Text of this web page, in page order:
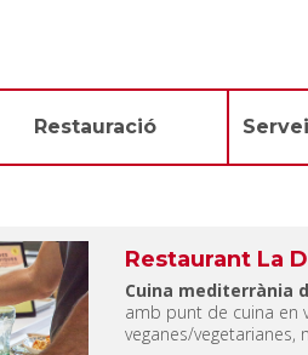
Restauració
Restaurant La
Cuina mediterrània
amb punt de cuina en
veganes/